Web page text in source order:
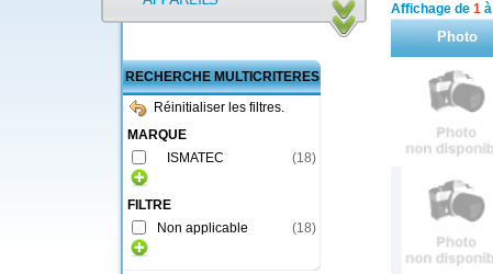
RECHERCHE MULTICRITERES
Réinitialiser les filtres.
MARQUE
ISMATEC
(18)
FILTRE
Non applicable
(18)
Affichage de 1 à
Photo